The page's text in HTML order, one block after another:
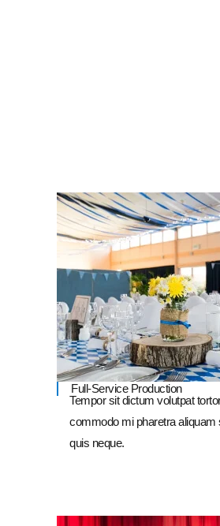
Full-Service Production
Tempor sit dictum volutpat
commodo mi pharetra
quis neque.